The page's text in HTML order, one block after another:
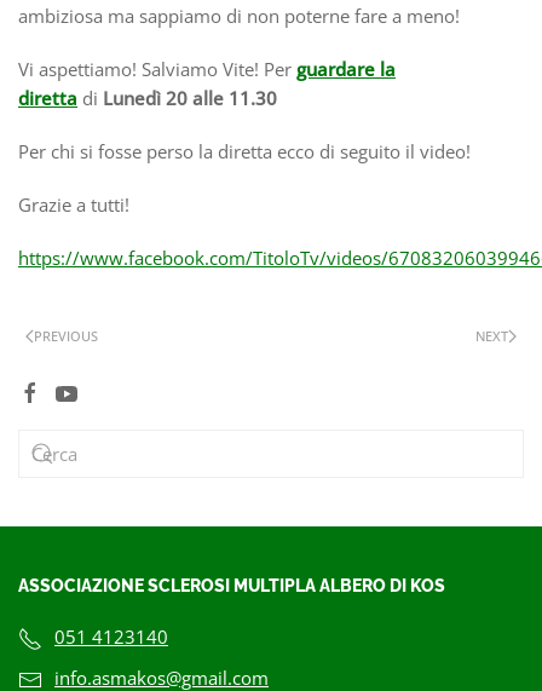
ambiziosa ma sappiamo di non poterne fare a meno!
Vi aspettiamo! Salviamo Vite! Per guardare la
diretta di Lunedì 20 alle 11.30
Per chi si fosse perso la diretta ecco di seguito il video!
Grazie a tutti!
https://www.facebook.com/TitoloTv/videos/
PREVIOUS NEXT
ASSOCIAZIONE SCLEROSI MULTIPLA ALBERO DI KOS
051 4123140
info.asmakos@gmail.com